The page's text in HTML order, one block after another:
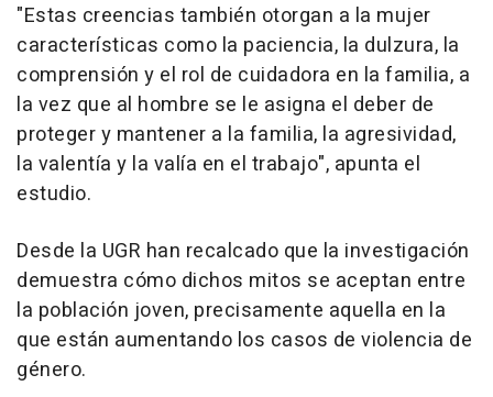
"Estas creencias también otorgan a la mujer
características como la paciencia, la dulzura, la
comprensión y el rol de cuidadora en la familia, a
la vez que al hombre se le asigna el deber de
proteger y mantener a la familia, la agresividad,
la valentía y la valía en el trabajo", apunta el
estudio.
Desde la UGR han recalcado que la investigación
demuestra cómo dichos mitos se aceptan entre
la población joven, precisamente aquella en la
que están aumentando los casos de violencia de
género.